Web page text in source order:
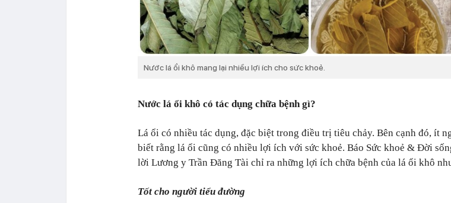
Nước lá ổi khô mang lại nhiều lợi ích cho sức khoẻ.
Nước lá ổi khô có tác dụng chữa bệnh gì?
Lá ổi có nhiều tác dụng, đặc biệt trong điều trị tiêu chảy. Bên cạnh đó, ít
biết rằng lá ổi cũng có nhiều lợi ích với sức khoẻ. Báo Sức khoẻ & Đời
lời Lương y Trần Đăng Tài chỉ ra những lợi ích chữa bệnh của lá ổi khô
Tốt cho người tiểu đường